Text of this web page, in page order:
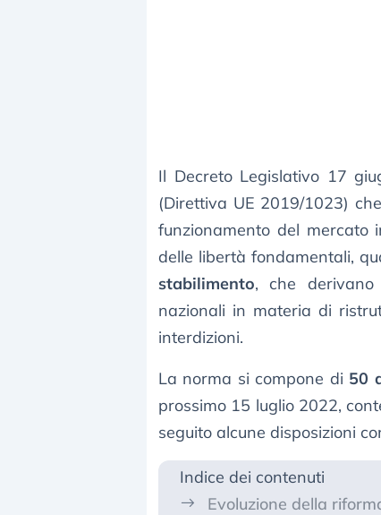
Il Decreto Legislativo 17
(Direttiva UE 2019/1023)
funzionamento del mercato
delle libertà fondamentali,
stabilimento, che derivano
nazionali in materia di
interdizioni.
La norma si compone di 50
prossimo 15 luglio 2022,
seguito alcune disposizioni
Indice dei contenuti
Evoluzione della